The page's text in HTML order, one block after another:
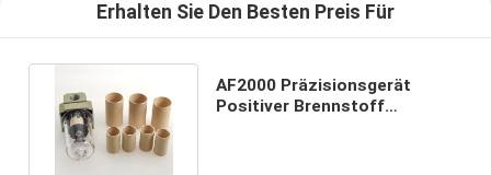
Erhalten Sie Den Besten Preis Für
AF2000 Präzisionsgerät
Positiver Brennstoff